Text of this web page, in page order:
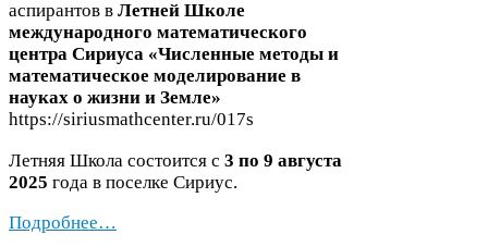
аспирантов в Летней Школе
международного математического
центра Сириуса «Численные методы и
математическое моделирование в
науках о жизни и Земле»
https://​sir​ius​math​cen​ter​.ru/​017​s
Летняя Школа состоится с 3 по 9 августа
2025 года в поселке Сириус.
Подробнее…